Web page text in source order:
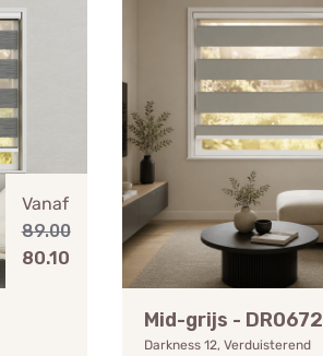
Vanaf
89.00
80.10
Mid-grijs - DR0672
Darkness 12, Verduisterend